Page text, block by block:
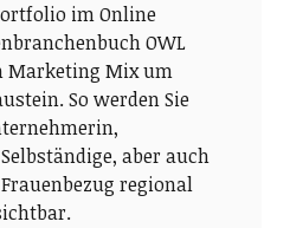
im Online
OWL
Marketing Mix um
So werden Sie
aber auch
regional